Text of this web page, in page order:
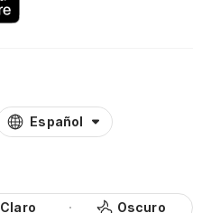
Español
Claro Oscuro